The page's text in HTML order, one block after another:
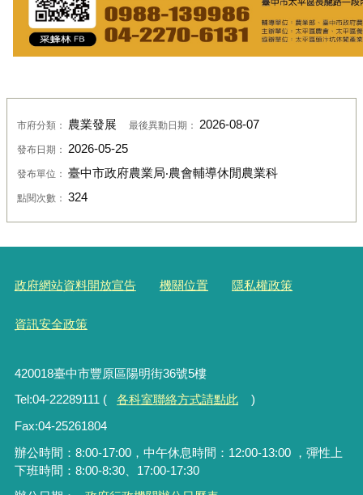
市府分類： 農業發展 最後異動日期： 2026-08-07
發布日期： 2026-05-25
發布單位： 臺中市政府農業局‧農會輔導休閒農業科
點閱次數： 324
政府網站資料開放宣告 機關位置 隱私權政策
資訊安全政策
420018臺中市豐原區陽明街36號5樓
Tel:04-22289111 (
各科室聯絡方式請點此
)
Fax:04-25261804
辦公時間：8:00-17:00，中午休息時間：12:00-13:00 ，彈性上
下班時間：8:00-8:30、17:00-17:30